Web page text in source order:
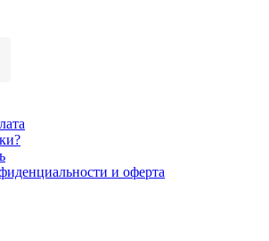
и оферта